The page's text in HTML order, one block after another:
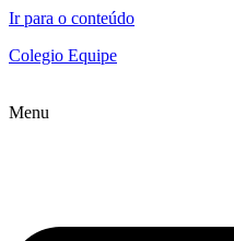
Ir para o conteúdo
Colegio Equipe
Menu